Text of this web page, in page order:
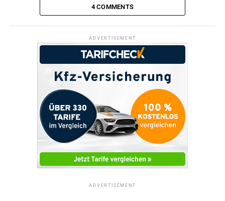
4 COMMENTS
ADVERTISEMENT
ADVERTISEMENT